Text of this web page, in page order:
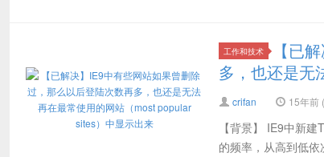
工作和技术
【已
多，也还是无
crifan 15年前
【背景】 IE9中新
的频率，从高到低